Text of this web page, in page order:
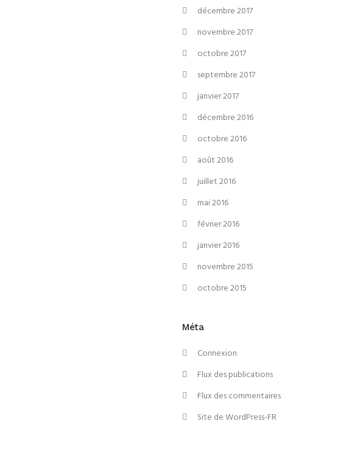
décembre 2017
novembre 2017
octobre 2017
septembre 2017
janvier 2017
décembre 2016
octobre 2016
août 2016
juillet 2016
mai 2016
février 2016
janvier 2016
novembre 2015
octobre 2015
Méta
Connexion
Flux des publications
Flux des commentaires
Site de WordPress-FR